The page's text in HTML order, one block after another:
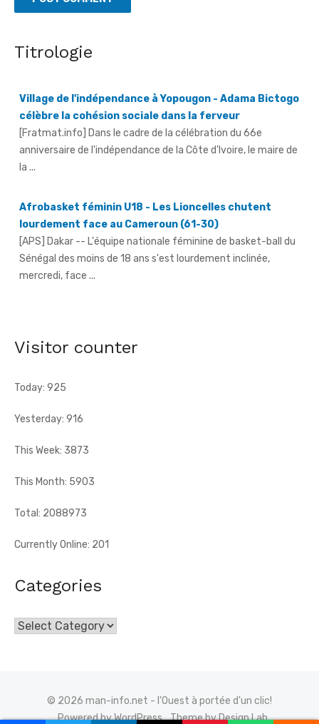
Titrologie
Village de l'indépendance à Yopougon - Adama Bictogo
[Fratmat.info] Dans le cadre de la célébration du 66e
anniversaire de l'indépendance de la Côte d'Ivoire, le maire de
la ...
Afrobasket féminin U18 - Les Lioncelles chutent
[APS] Dakar -- L'équipe nationale féminine de basket-ball du
Sénégal des moins de 18 ans s'est lourdement inclinée,
mercredi, face ...
66e anniversaire du pays - Dr Euphrasie N'Guessan,
anniversaire de l'indépendance de la Côte d'Ivoire, Dr Euphrasie
Visitor counter
Today: 925
Yesterday: 916
This Week: 3873
This Month: 5903
Total: 2088973
Currently Online: 201
Categories
Categories
© 2026 man-info.net - l'Ouest à portée d'un clic!
Powered by WordPress
Theme by Design Lab